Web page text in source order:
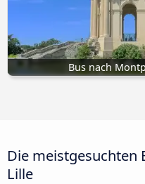
Bus nach
Die meistgesuchten
Lille